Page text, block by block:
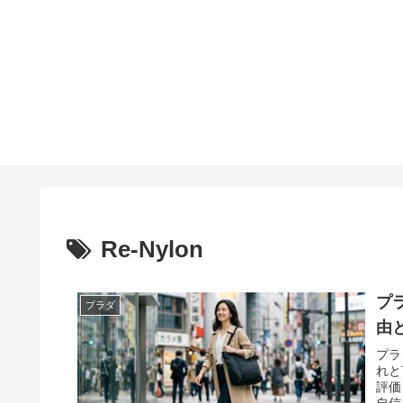
Re-Nylon
プラダ
プ
由
プ
れ
評